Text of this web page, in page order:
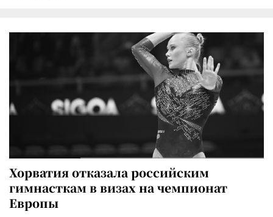
Хорватия отказала российским
гимнасткам в визах на чемпионат
Европы